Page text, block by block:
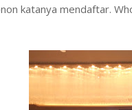
katanya mendaftar.